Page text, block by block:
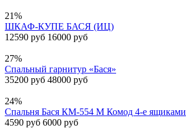
21%
ШКАФ-КУПЕ БАСЯ (ИЦ)
12590 руб 16000 руб
27%
Спальный гарнитур «Бася»
35200 руб 48000 руб
24%
Спальня Бася КМ-554 М Комод 4-е ящиками
4590 руб 6000 руб